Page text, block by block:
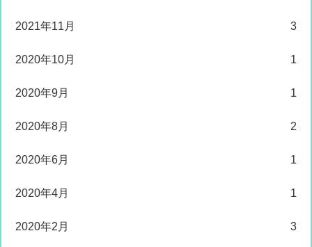
2021年11月 3
2020年10月 1
2020年9月 1
2020年8月 2
2020年6月 1
2020年4月 1
2020年2月 3